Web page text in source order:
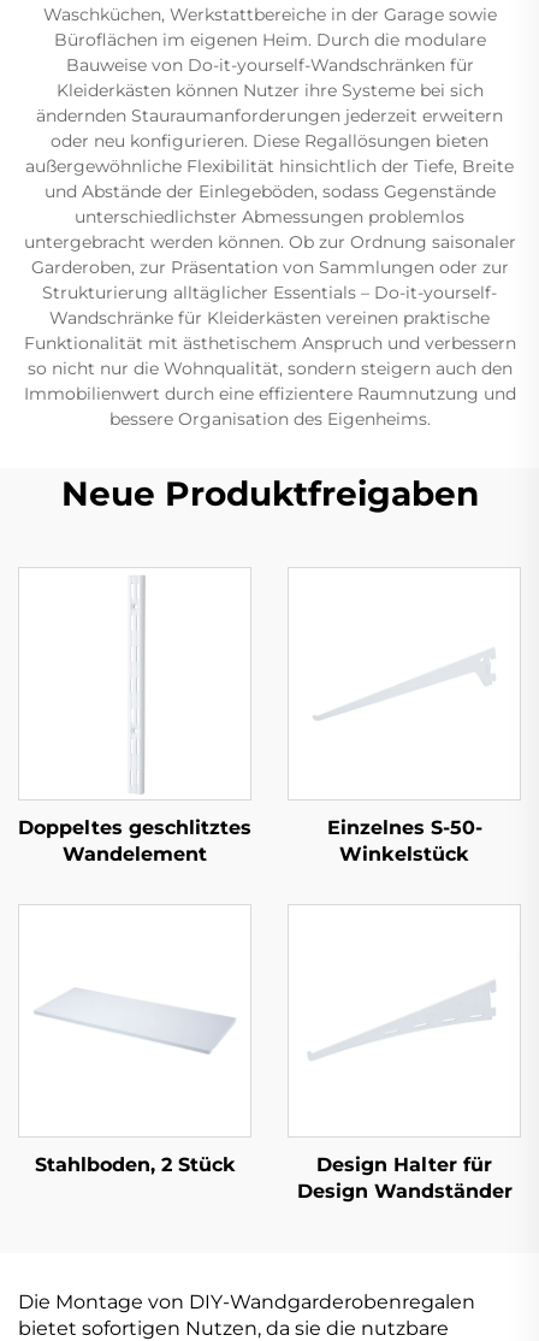
Waschküchen, Werkstattbereiche in der Garage sowie
Büroflächen im eigenen Heim. Durch die modulare
Bauweise von Do-it-yourself-Wandschränken für
Kleiderkästen können Nutzer ihre Systeme bei sich
ändernden Stauraumanforderungen jederzeit erweitern
oder neu konfigurieren. Diese Regallösungen bieten
außergewöhnliche Flexibilität hinsichtlich der Tiefe, Breite
und Abstände der Einlegeböden, sodass Gegenstände
unterschiedlichster Abmessungen problemlos
untergebracht werden können. Ob zur Ordnung saisonaler
Garderoben, zur Präsentation von Sammlungen oder zur
Strukturierung alltäglicher Essentials – Do-it-yourself-
Wandschränke für Kleiderkästen vereinen praktische
Funktionalität mit ästhetischem Anspruch und verbessern
so nicht nur die Wohnqualität, sondern steigern auch den
Immobilienwert durch eine effizientere Raumnutzung und
bessere Organisation des Eigenheims.
Neue Produktfreigaben
Doppeltes geschlitztes
Wandelement
Einzelnes S-50-
Winkelstück
Stahlboden, 2 Stück
Design Halter für
Design Wandständer
Die Montage von DIY-Wandgarderobenregalen
bietet sofortigen Nutzen, da sie die nutzbare